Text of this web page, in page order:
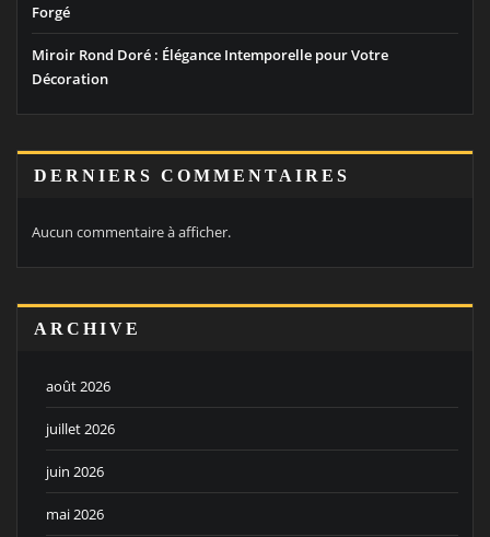
Forgé
Miroir Rond Doré : Élégance Intemporelle pour Votre
Décoration
DERNIERS COMMENTAIRES
Aucun commentaire à afficher.
ARCHIVE
août 2026
juillet 2026
juin 2026
mai 2026